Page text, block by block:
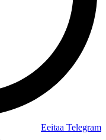
Eeitaa Telegram